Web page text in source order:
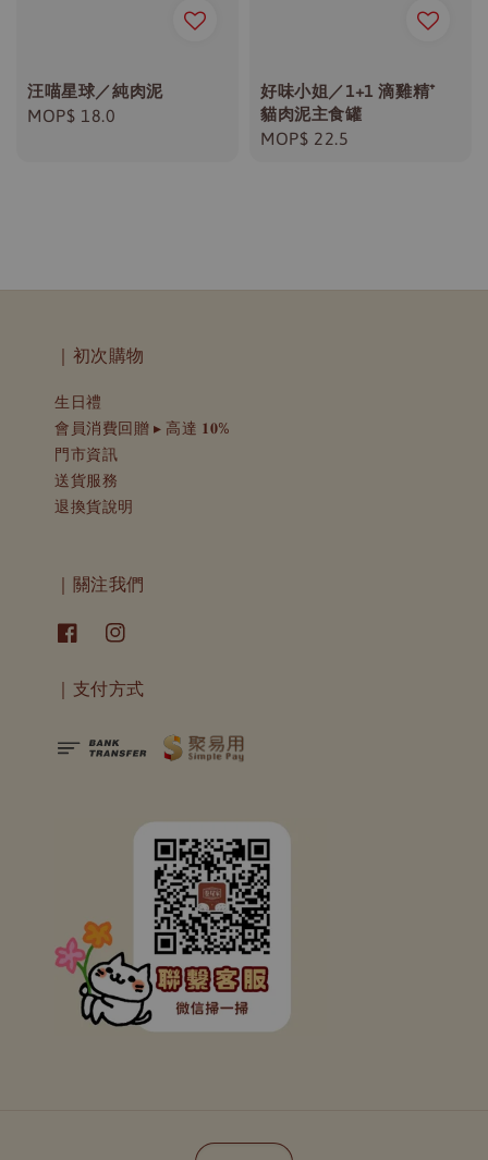
汪喵星球／純肉泥
Regular
MOP$ 18.0
好味小姐／1+1 滴雞精⁺
貓肉泥主食罐
Regular
MOP$ 22.5
｜初次購物
生日禮
會員消費回贈 ▸ 高達 𝟏𝟎%
門市資訊
送貨服務
退換貨說明
｜關注我們
｜支付方式